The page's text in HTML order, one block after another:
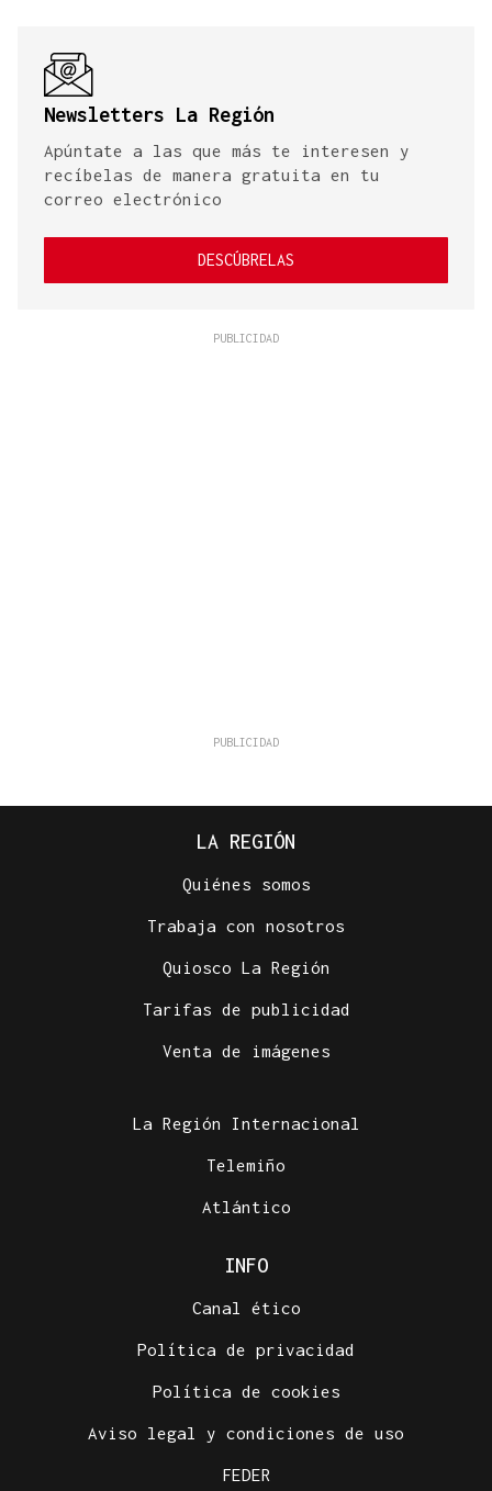
Newsletters La Región
Apúntate a las que más te interesen y
recíbelas de manera gratuita en tu
correo electrónico
DESCÚBRELAS
LA REGIÓN
Quiénes somos
Trabaja con nosotros
Quiosco La Región
Tarifas de publicidad
Venta de imágenes
La Región Internacional
Telemiño
Atlántico
INFO
Canal ético
Política de privacidad
Política de cookies
Aviso legal y condiciones de uso
FEDER